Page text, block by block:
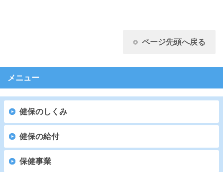
ページ先頭へ戻る
メニュー
健保のしくみ
健保の給付
保健事業